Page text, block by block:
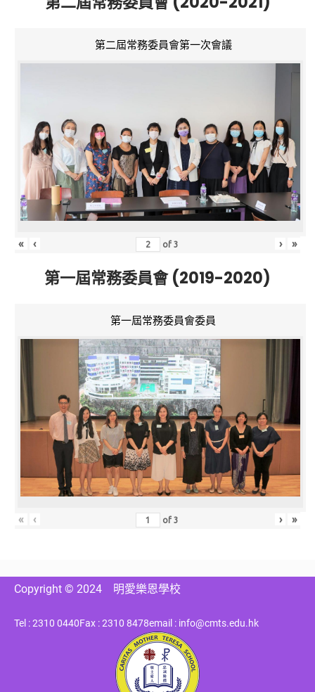
第二屆常務委員會第一次會議
« ‹ of3 › »
第一屆常務委員會 (2019-2020)
第一屆常務委員會委員
« ‹ of3 › »
Copyright © 2024 明愛樂恩學校
Tel : 2310 0440Fax : 2310 8478email : info@cmts.edu.hk